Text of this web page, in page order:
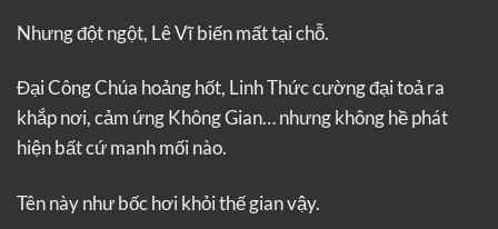
Nhưng đột ngột, Lê Vĩ biến mất tại chỗ.
Đại Công Chúa hoảng hốt, Linh Thức cường đại toả ra
khắp nơi, cảm ứng Không Gian… nhưng không hề phát
hiện bất cứ manh mối nào.
Tên này như bốc hơi khỏi thế gian vậy.